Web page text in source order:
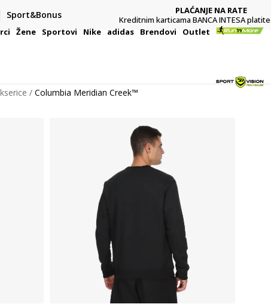
Sport&Bonus
POTROŠAČE
PLAĆANJE NA RATE
Kreditnim karticama BANCA INTESA
Žene Sportovi Nike adidas Brendovi Outlet
Columbia Meridian Creek™